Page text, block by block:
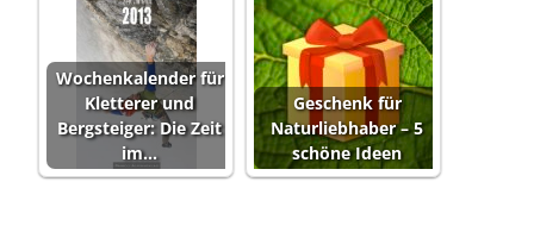
Wochenkalender für
Kletterer und
Bergsteiger: Die Zeit
im…
Geschenk für
Naturliebhaber – 5
schöne Ideen